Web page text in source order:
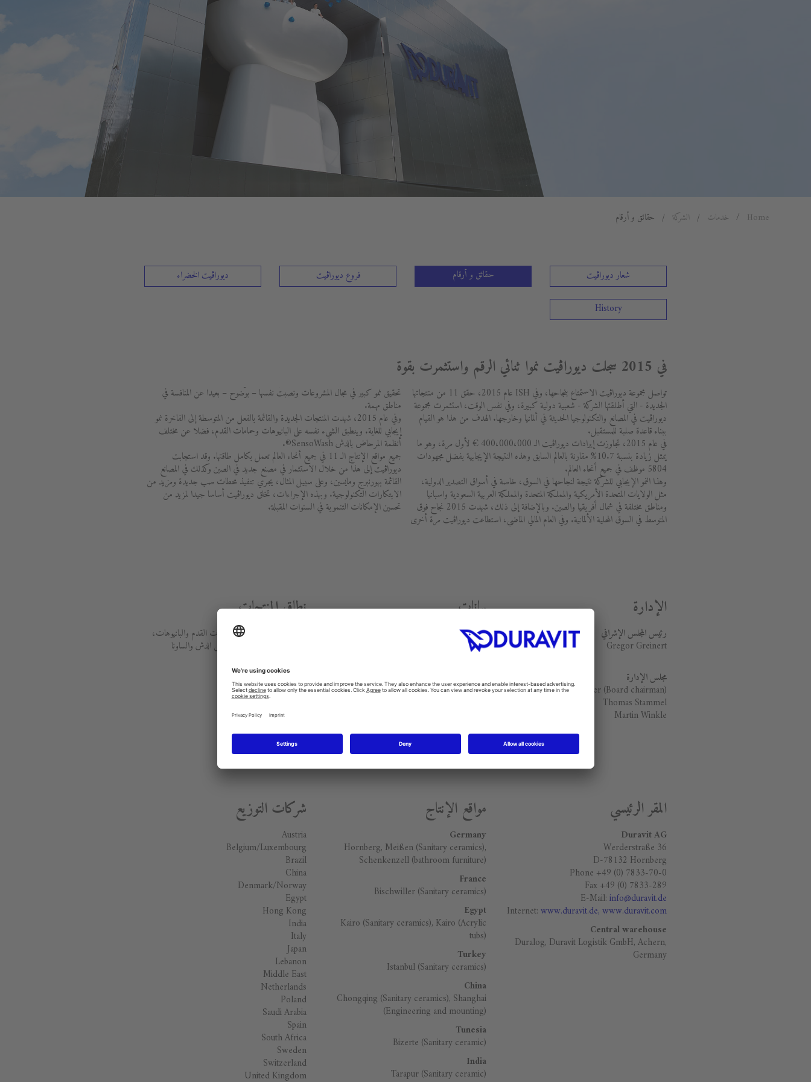
Home خدمات الشركة حقائق و أرقام
شعار ديوراڨيت حقائق و أرقام فروع ديوراڨيت ديوراڨيت الخضراء
History
في 2015 سجلت ديوراڨيت نموا ثنائي الرقم واستثمرت بقوة
تواصل مجموعة ديوراڨيت الاستمتاع بنجاحها، وفي ISH عام 2015، حقق 11 من منتجاتها
الجديدة - التي أطلقتها الشركة - شعبية دولية كبيرة، وفي نفس الوقت، استثمرت مجموعة
ديوراڨيت في المصانع والتكنولوجيا الحديثة في ألمانيا وخارجها. الهدف من هذا هو القيام
ببناء قاعدة صلبة للمستقبل.
في عام 2015، تجاوزت إيرادات ديوراڨيت الـ 400،000،000 € لأول مرة، وهو ما
يمثل زيادة بنسبة 10.7% مقارنة بالعالم السابق وهذه النتيجة الإيجابية بفضل مجهودات
5804 موظف في جميع أنحاء العالم.
وهذا النمو الإيجابي للشركة نتيجة لنجاحها في السوق، خاصة في أسواق التصدير الدولية،
مثل الولايات المتحدة الأمريكية والمملكة المتحدة والمملكة العربية السعودية واسبانيا
ومناطق مختلفة في شمال أفريقيا والصين. وبالإضافة إلى ذلك، شهدت 2015 نجاح فوق
المتوسط في السوق المحلية الألمانية. وفي العام المالي الماضي، استطاعت ديوراڨيت مرة أخرى
تحقيق نمو كبير في مجال المشروعات ونصبت نفسها – بوضوح – بعيدا عن المنافسة في
مناطق مهمة.
وفي عام 2015، شهدت المنتجات الجديدة والقائمة بالفعل من المتوسطة إلى الفاخرة نمو
إيجابي للغاية. وينطبق الشيء نفسه على البانيوهات وحمامات القدم، فضلا عن مختلف
أنظمة المرحاض بالدش SensoWash®.
جميع مواقع الإنتاج الـ 11 في جميع أنحاء العالم تعمل بكامل طاقتها. وقد استجابت
ديوراڨيت إلى هذا من خلال الاستثمار في مصنع جديد في الصين وكذلك في المصانع
القائمة بهورنبرج ومايسين، وعلى سبيل المثال، يجري تنفيذ محطات صب جديدة ومزيد من
الابتكارات التكنولوجية. وبهذه الإجراءات، تخلق ديوراڨيت أساسا جيدا لمزيد من
تحسين الإمكانات التنموية في السنوات المقبلة.
الإدارة
رئيس المجلس الإشرافي
Gregor Greinert
مجلس الإدارة
Michael Demmer (Board chairman)
Thomas Stammel
Martin Winkle
بيانات
إيرادات 2015
432,3 مليون يورو (المجموعة
1817
نطاق المنتجات
الصيني، موبيليا الحمامات، حمامات القدم والبانيوهات،
أنظمة العناية بالصحة، مراحيض الدش والساونا
المقر الرئيسي
Duravit AG
Werderstraße 36
D-78132 Hornberg
Phone +49 (0) 7833-70-0
Fax +49 (0) 7833-289
E-Mail:info@duravit.de
Internet:www.duravit.de, www.duravit.com
Central warehouse
Duralog, Duravit Logistik GmbH, Achern,
Germany
مواقع الإنتاج
Germany
Hornberg, Meißen (Sanitary ceramics),
Schenkenzell (bathroom furniture)
France
Bischwiller (Sanitary ceramics)
Egypt
Kairo (Sanitary ceramics), Kairo (Acrylic
tubs)
Turkey
Istanbul (Sanitary ceramics)
China
Chongqing (Sanitary ceramics), Shanghai
(Engineering and mounting)
Tunesia
Bizerte (Sanitary ceramic)
India
Tarapur (Sanitary ceramic)
شركات التوزيع
Austria
Belgium/Luxembourg
Brazil
China
Denmark/Norway
Egypt
Hong Kong
India
Italy
Japan
Lebanon
Middle East
Netherlands
Poland
Saudi Arabia
Spain
South Africa
Sweden
Switzerland
United Kingdom